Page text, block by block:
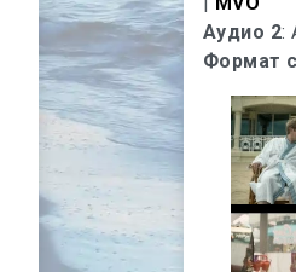
Аудио 2:
Формат